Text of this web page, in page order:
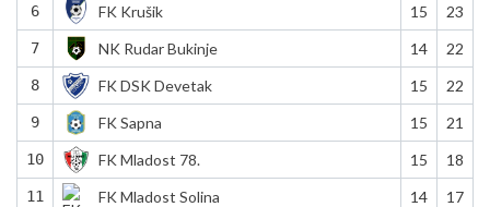
6 FK Krušik 15 23
7 NK Rudar Bukinje 14 22
8 FK DSK Devetak 15 22
9 FK Sapna 15 21
10 FK Mladost 78. 15 18
11 FK Mladost Solina 14 17